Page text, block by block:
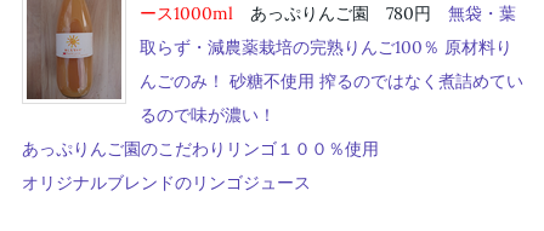
ース1000ml あっぷりんご園 780円 無袋・葉
取らず・減農薬栽培の完熟りんご100％ 原材料り
んごのみ！ 砂糖不使用 搾るのではなく煮詰めてい
るので味が濃い！
あっぷりんご園のこだわりリンゴ１００％使用
オリジナルブレンドのリンゴジュース